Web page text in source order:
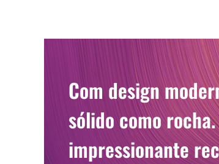
Com design
sólido como
impressionante